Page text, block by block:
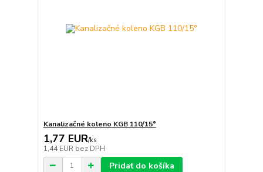
Kanalizačné koleno KGB 110/15°
1,77 EUR/ks
1,44 EUR bez DPH
Pridať do košíka